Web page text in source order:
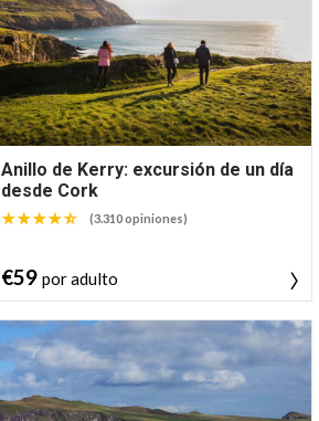
Anillo de Kerry: excursión de un día
desde Cork
(3.310 opiniones)
€59 por adulto